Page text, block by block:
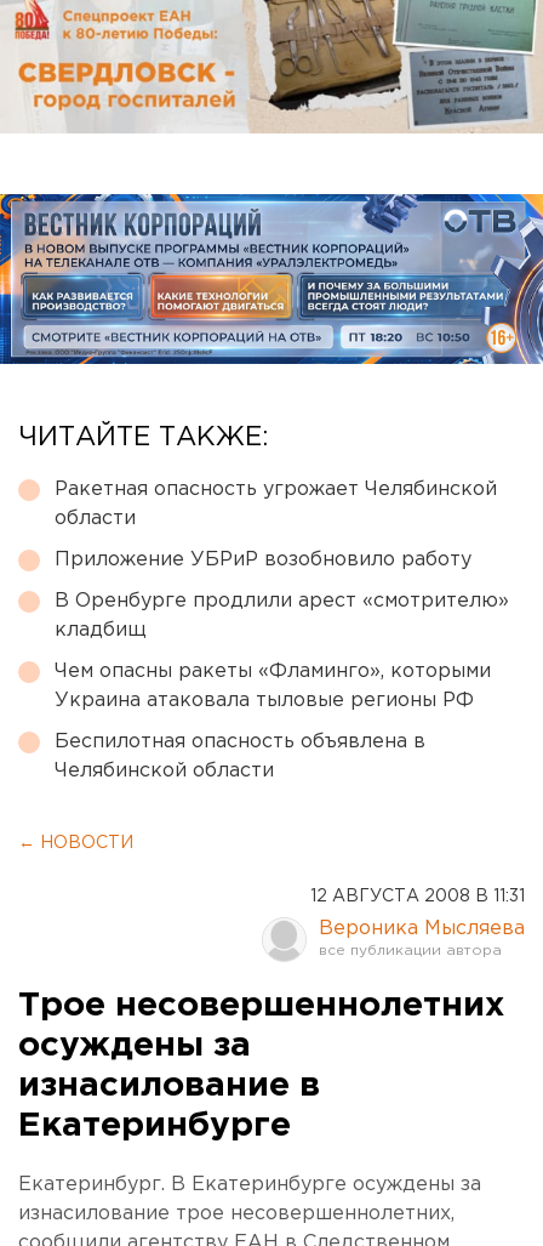
ЧИТАЙТЕ ТАКЖЕ:
Ракетная опасность угрожает Челябинской
области
Приложение УБРиР возобновило работу
В Оренбурге продлили арест «смотрителю»
кладбищ
Чем опасны ракеты «Фламинго», которыми
Украина атаковала тыловые регионы РФ
Беспилотная опасность объявлена в
Челябинской области
← НОВОСТИ
12 АВГУСТА 2008 В 11:31
Вероника Мысляева
Трое несовершеннолетних
осуждены за
изнасилование в
Екатеринбурге
Екатеринбург. В Екатеринбурге осуждены за
изнасилование трое несовершеннолетних,